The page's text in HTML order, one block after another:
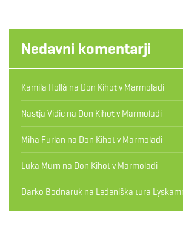
Nedavni komentarji
Kamila Hollá na Don Kihot v Marmoladi
Nastja Vidic na Don Kihot v Marmoladi
Miha Furlan na Don Kihot v Marmoladi
Luka Murn na Don Kihot v Marmoladi
Darko Bodnaruk na Ledeniška tura